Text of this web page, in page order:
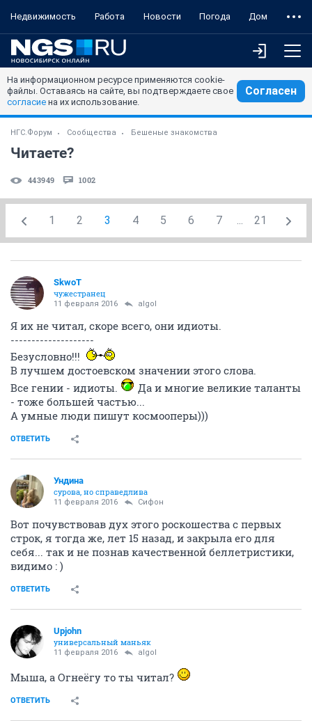
Недвижимость Работа Новости Погода Дом
На информационном ресурсе применяются cookie-
файлы. Оставаясь на сайте, вы подтверждаете свое
согласие на их использование.
Согласен
НГС.Форум Сообщества Бешеные знакомства
Читаете?
443949 1002
1 2 3 4 5 6 7 ... 21
SkwоT
чужестранец
11 февраля 2016 аlgоl
Я их не читал, скоре всего, они идиоты.
--------------------
Безусловно!!!
В лучшем достоевском значении этого слова.
Все гении - идиоты.
Да и многие великие таланты
- тоже большей частью...
А умные люди пишут космооперы)))
ОТВЕТИТЬ
Ундинa
сурова, но справедлива
11 февраля 2016 Сифон
Вот почувствовав дух этого роскошества с первых
строк, я тогда же, лет 15 назад, и закрыла его для
себя... так и не познав качественной беллетристики,
видимо : )
ОТВЕТИТЬ
Upjohn
универсальный маньяк
11 февраля 2016 аlgоl
Мыша, а Огнеёгу то ты читал?
ОТВЕТИТЬ